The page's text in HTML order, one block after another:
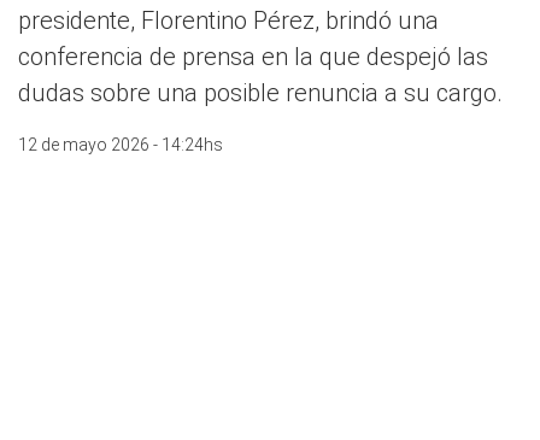
presidente, Florentino Pérez, brindó una
conferencia de prensa en la que despejó las
dudas sobre una posible renuncia a su cargo.
12 de mayo 2026 - 14:24hs